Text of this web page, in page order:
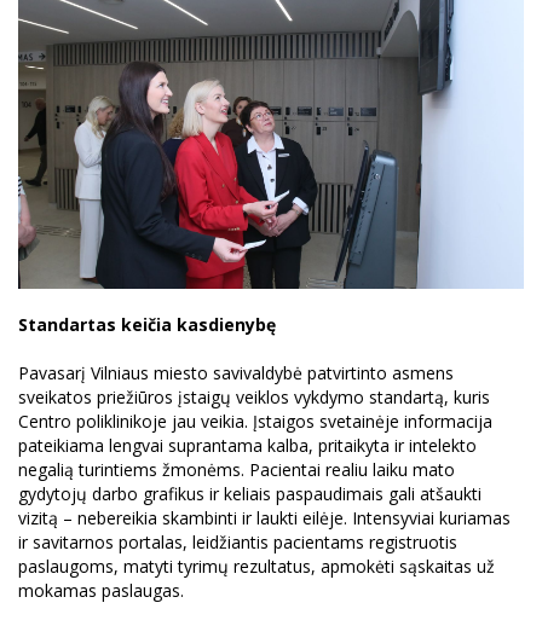
Standartas keičia kasdienybę
Pavasarį Vilniaus miesto savivaldybė patvirtinto asmens
sveikatos priežiūros įstaigų veiklos vykdymo standartą, kuris
Centro poliklinikoje jau veikia. Įstaigos svetainėje informacija
pateikiama lengvai suprantama kalba, pritaikyta ir intelekto
negalią turintiems žmonėms. Pacientai realiu laiku mato
gydytojų darbo grafikus ir keliais paspaudimais gali atšaukti
vizitą – nebereikia skambinti ir laukti eilėje. Intensyviai kuriamas
ir savitarnos portalas, leidžiantis pacientams registruotis
paslaugoms, matyti tyrimų rezultatus, apmokėti sąskaitas už
mokamas paslaugas.